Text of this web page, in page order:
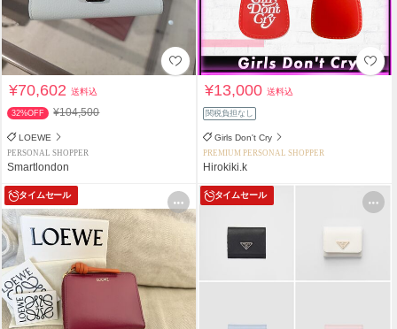
¥70,602送料込
32%OFF ¥104,500
LOEWE
PERSONAL SHOPPER
Smartlondon
¥13,000送料込
関税負担なし
Girls Don't Cry
PREMIUM PERSONAL SHOPPER
Hirokiki.k
タイムセール タイムセール